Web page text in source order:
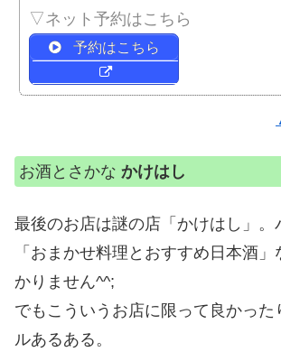
▽ネット予約はこちら
予約はこちら
お酒とさかな かけはし
最後のお店は謎の店「かけはし」。
「おまかせ料理とおすすめ日本酒
かりません^^;
でもこういうお店に限って良かった
ルあるある。